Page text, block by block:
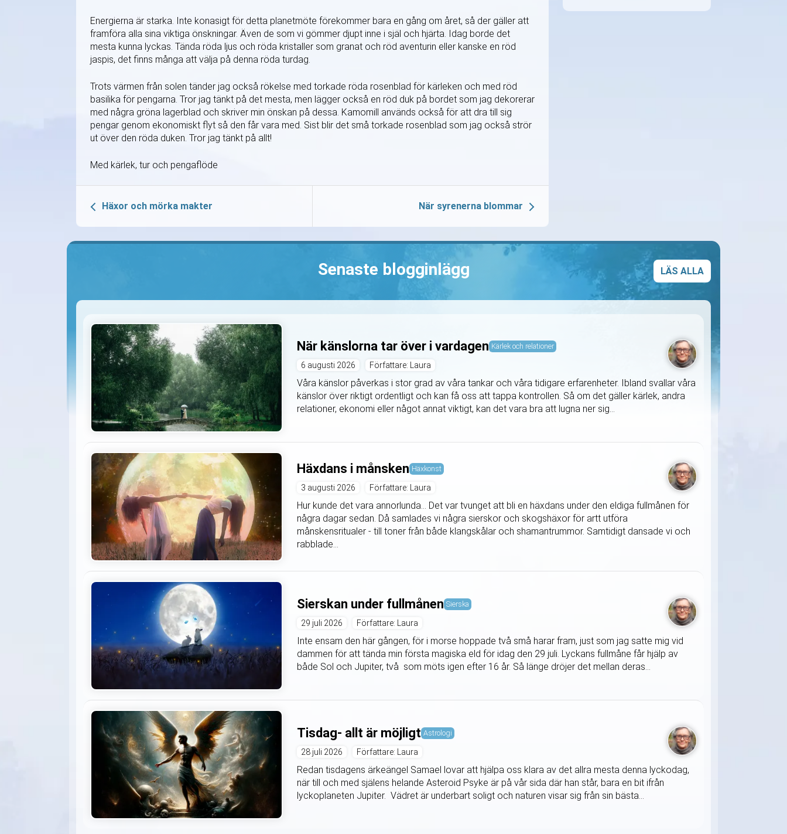
Energierna är starka. Inte konasigt för detta planetmöte förekommer bara en gång om året, så der gäller att
framföra alla sina viktiga önskningar. Även de som vi gömmer djupt inne i själ och hjärta. Idag borde det
mesta kunna lyckas. Tända röda ljus och röda kristaller som granat och röd aventurin eller kanske en röd
jaspis, det finns många att välja på denna röda turdag.
Trots värmen från solen tänder jag också rökelse med torkade röda rosenblad för kärleken och med röd
basilika för pengarna. Tror jag tänkt på det mesta, men lägger också en röd duk på bordet som jag dekorerar
med några gröna lagerblad och skriver min önskan på dessa. Kamomill används också för att dra till sig
pengar genom ekonomiskt flyt så den får vara med. Sist blir det små torkade rosenblad som jag också strör
ut över den röda duken. Tror jag tänkt på allt!
Med kärlek, tur och pengaflöde
Häxor och mörka makter När syrenerna blommar
Senaste blogginlägg LÄS ALLA
När känslorna tar över i vardagen Kärlek och relationer
6 augusti 2026 Författare: Laura
Våra känslor påverkas i stor grad av våra tankar och våra tidigare erfarenheter. Ibland svallar våra
känslor över riktigt ordentligt och kan få oss att tappa kontrollen. Så om det gäller kärlek, andra
relationer, ekonomi eller något annat viktigt, kan det vara bra att lugna ner sig...
Häxdans i månsken Häxkonst
3 augusti 2026 Författare: Laura
Hur kunde det vara annorlunda... Det var tvunget att bli en häxdans under den eldiga fullmånen för
några dagar sedan. Då samlades vi några sierskor och skogshäxor för artt utföra
månskensritualer - till toner från både klangskålar och shamantrummor. Samtidigt dansade vi och
rabblade...
Sierskan under fullmånen Sierska
29 juli 2026 Författare: Laura
Inte ensam den här gången, för i morse hoppade två små harar fram, just som jag satte mig vid
dammen för att tända min första magiska eld för idag den 29 juli. Lyckans fullmåne får hjälp av
både Sol och Jupiter, två som möts igen efter 16 år. Så länge dröjer det mellan deras...
Tisdag- allt är möjligt Astrologi
28 juli 2026 Författare: Laura
Redan tisdagens ärkeängel Samael lovar att hjälpa oss klara av det allra mesta denna lyckodag,
när till och med själens helande Asteroid Psyke är på vår sida där han står, bara en bit ifrån
lyckoplaneten Jupiter. Vädret är underbart soligt och naturen visar sig från sin bästa...